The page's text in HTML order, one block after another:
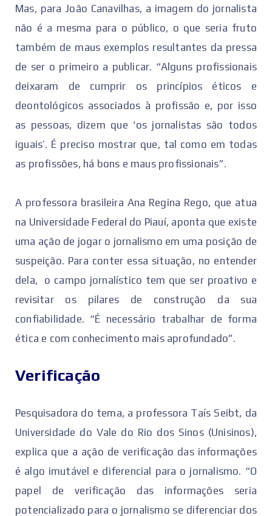
Mas, para João Canavilhas, a imagem do jornalista
não é a mesma para o público, o que seria fruto
também de maus exemplos resultantes da pressa
de ser o primeiro a publicar. “Alguns profissionais
deixaram de cumprir os princípios éticos e
deontológicos associados à profissão e, por isso
as pessoas, dizem que ‘os jornalistas são todos
iguais’. É preciso mostrar que, tal como em todas
as profissões, há bons e maus profissionais”.
A professora brasileira Ana Regina Rego, que atua
na Universidade Federal do Piauí, aponta que existe
uma ação de jogar o jornalismo em uma posição de
suspeição. Para conter essa situação, no entender
dela, o campo jornalístico tem que ser proativo e
revisitar os pilares de construção da sua
confiabilidade. “É necessário trabalhar de forma
ética e com conhecimento mais aprofundado”.
Verificação
Pesquisadora do tema, a professora Taís Seibt, da
Universidade do Vale do Rio dos Sinos (Unisinos),
explica que a ação de verificação das informações
é algo imutável e diferencial para o jornalismo. “O
papel de verificação das informações seria
potencializado para o jornalismo se diferenciar dos